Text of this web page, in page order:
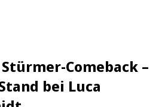
Stürmer-Comeback –
bei Luca